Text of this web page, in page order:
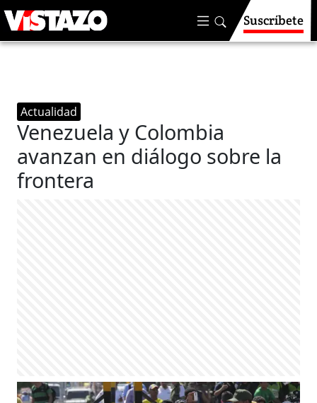
Suscríbete
Actualidad
Venezuela y Colombia
avanzan en diálogo sobre la
frontera